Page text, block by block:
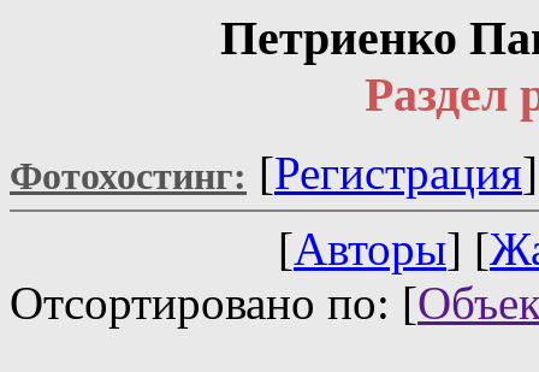
Петриенко
Раздел
Фотохостинг: [Регистрация
[Авторы] [
Отсортировано по: [